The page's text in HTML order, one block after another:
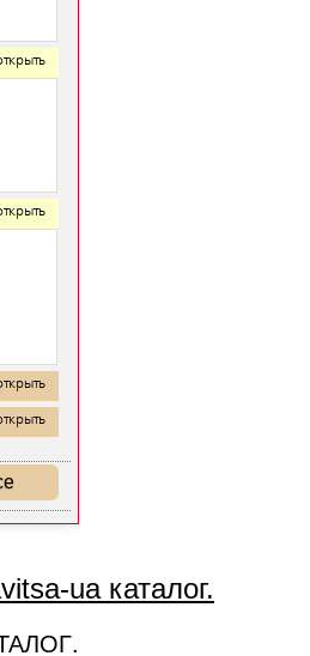
ua каталог.